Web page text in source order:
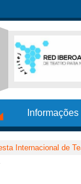
Internacional de